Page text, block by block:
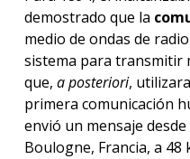
demostrado que la
medio de ondas de
sistema para transmitir
que, a posteriori,
primera comunicación
envió un mensaje
Boulogne, Francia, a